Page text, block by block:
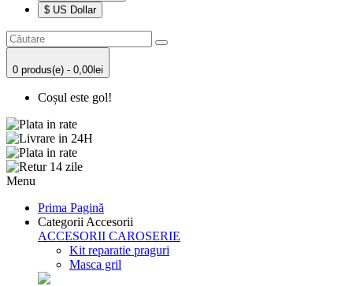
$ US Dollar
0 produs(e) - 0,00lei
Coșul este gol!
Menu
Prima Pagină
Categorii Accesorii
ACCESORII CAROSERIE
Kit reparatie praguri
Masca gril